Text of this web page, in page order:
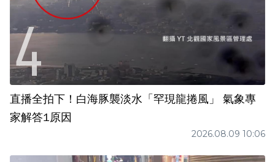
直播全拍下！白海豚襲淡水「罕現龍捲風」 氣象專
家解答1原因
2026.08.09 10:06